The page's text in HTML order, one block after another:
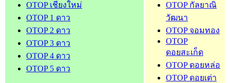
OTOP เชียงใหม่
OTOP 1 ดาว
OTOP 2 ดาว
OTOP 3 ดาว
OTOP 4 ดาว
OTOP 5 ดาว
OTOP กัลยาณิ
วัฒนา
OTOP จอมทอง
OTOP
ดอยสะเก็ด
OTOP ดอยหล่อ
OTOP ดอยเต่า